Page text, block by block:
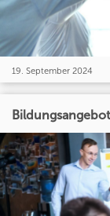
19. September 2024